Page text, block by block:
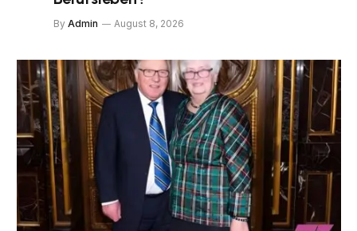
By Admin August 8, 2026